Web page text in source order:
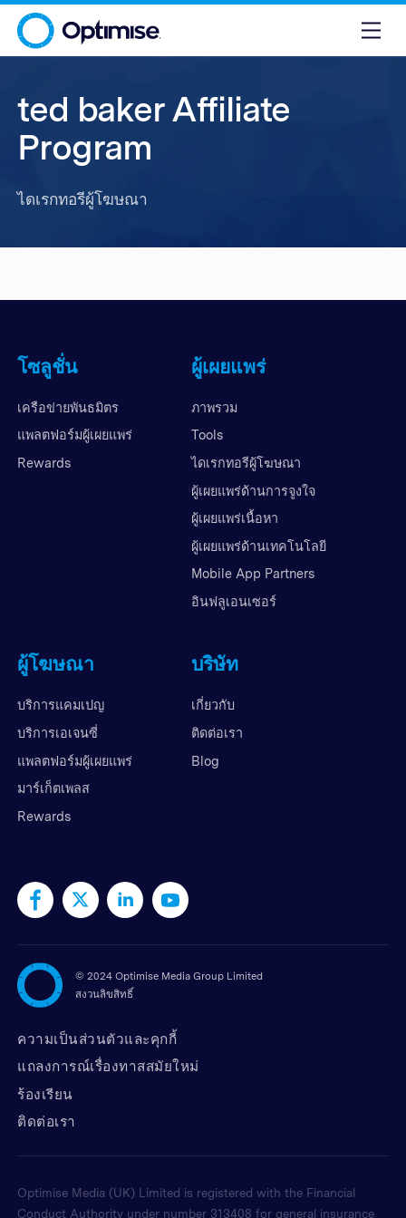
ted baker Affiliate
Program
ไดเรกทอรีผู้โฆษณา
โซลูชั่น
เครือข่ายพันธมิตร
แพลตฟอร์มผู้เผยแพร่
Rewards
ผู้เผยแพร่
ภาพรวม
Tools
ไดเรกทอรีผู้โฆษณา
ผู้เผยแพร่ด้านการจูงใจ
ผู้เผยแพร่เนื้อหา
ผู้เผยแพร่ด้านเทคโนโลยี
Mobile App Partners
อินฟลูเอนเซอร์
ผู้โฆษณา
บริการแคมเปญ
บริการเอเจนซี่
แพลตฟอร์มผู้เผยแพร่
มาร์เก็ตเพลส
Rewards
บริษัท
เกี่ยวกับ
ติดต่อเรา
Blog
© 2024 Optimise Media Group Limited
สงวนลิขสิทธิ์
ความเป็นส่วนตัวและคุกกี้
แถลงการณ์เรื่องทาสสมัยใหม่
ร้องเรียน
ติดต่อเรา
Optimise Media (UK) Limited is registered with the Financial
Conduct Authority under number 313408 for general insurance